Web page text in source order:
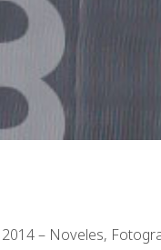
– Noveles,